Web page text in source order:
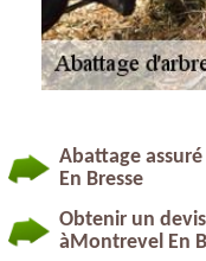
Abattage
En Bresse
Obtenir un
àMontrevel En